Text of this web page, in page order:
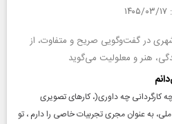
در گفت‌وگویی صریح و متفاوت، از
هنر و معلولیت می‌گوید
کارگردانی چه داوری(، کارهای تصویری
به عنوان مجری تجربیات خاصی را دارم ، تو